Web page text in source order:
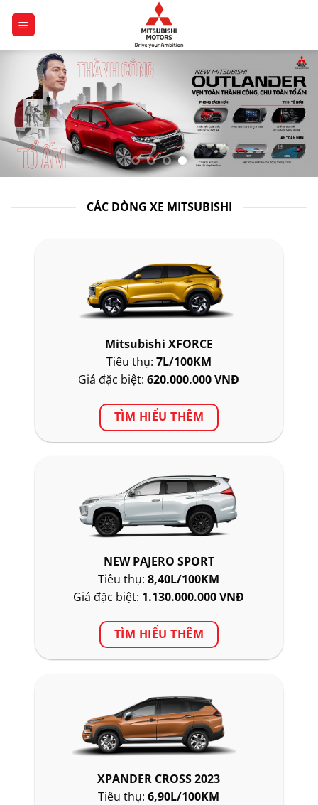
đến
CÁC DÒNG XE MITSUBISHI
Mitsubishi XFORCE
Tiêu thụ: 7L/100KM
Giá đặc biệt:620.000.000 VNĐ
TÌM HIỂU THÊM
NEW PAJERO SPORT
Tiêu thụ:8,40L/100KM
Giá đặc biệt: 1.130.000.000 VNĐ
TÌM HIỂU THÊM
XPANDER CROSS 2023
Tiêu thụ:6,90L/100KM